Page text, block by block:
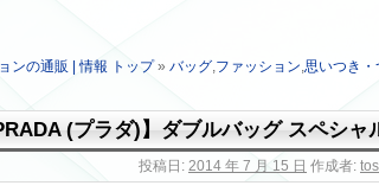
ンの通販 | 情報 トップ» バッグ,ファッション,思いつき・
(プラダ)】ダブルバッグ スペシャ
投稿日: 2014 年 7 月 15 日 作成者: